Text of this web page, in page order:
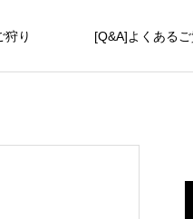
狩り [Q&A]よくあるご